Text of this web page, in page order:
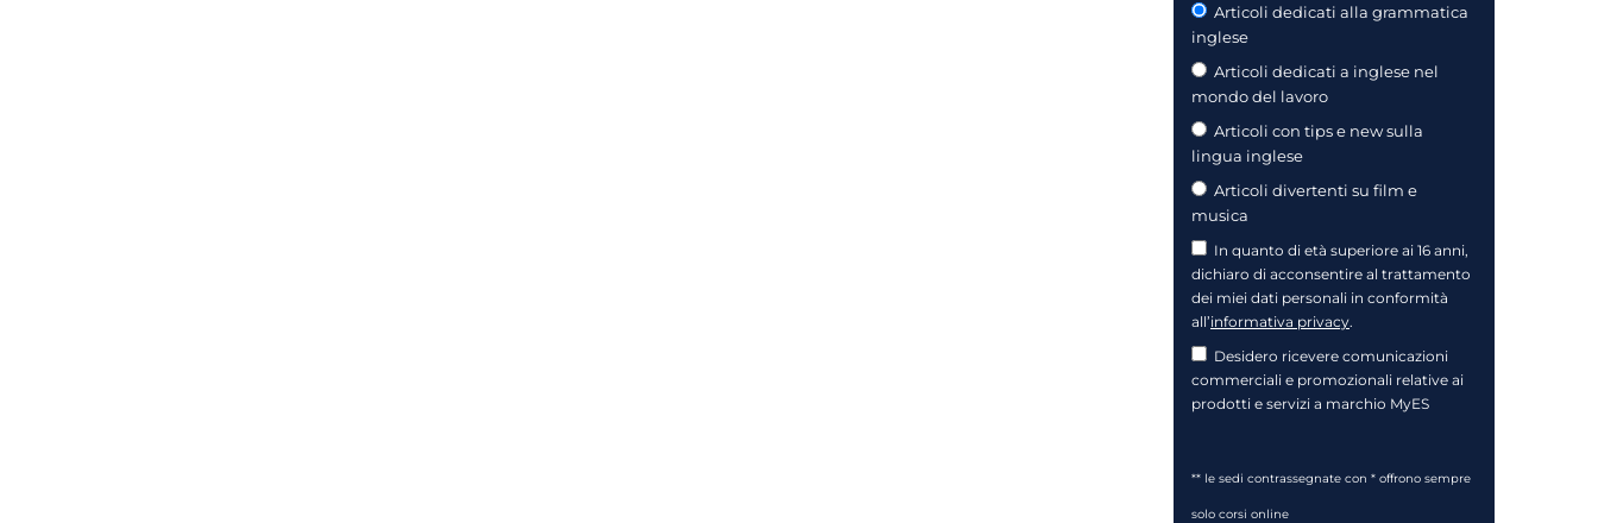
Articoli dedicati alla grammatica
inglese
Articoli dedicati a inglese nel
mondo del lavoro
Articoli con tips e new sulla
lingua inglese
Articoli divertenti su film e
musica
In quanto di età superiore ai 16 anni,
dichiaro di acconsentire al trattamento
dei miei dati personali in conformità
all’informativa privacy.
Desidero ricevere comunicazioni
commerciali e promozionali relative ai
prodotti e servizi a marchio MyES
** le sedi contrassegnate con * offrono sempre
solo corsi online